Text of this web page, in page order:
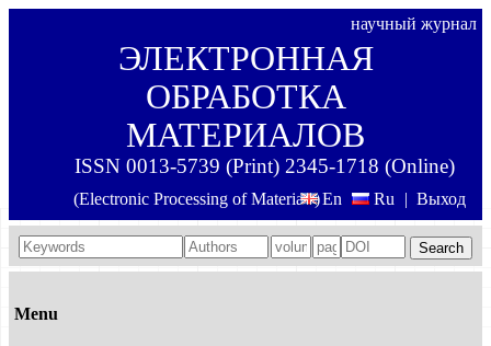
научный журнал
ЭЛЕКТРОННАЯ
ОБРАБОТКА
МАТЕРИАЛОВ
ISSN 0013-5739 (Print) 2345-1718 (Online)
(Electronic Processing of Materials) Выход
En Ru |
Search
Menu